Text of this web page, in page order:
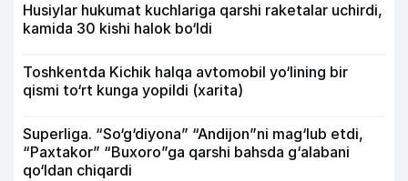
Husiylar hukumat kuchlariga qarshi raketalar uchirdi,
kamida 30 kishi halok bo‘ldi
Toshkentda Kichik halqa avtomobil yo‘lining bir
qismi to‘rt kunga yopildi (xarita)
Superliga. “So‘g‘diyona” “Andijon”ni mag‘lub etdi,
“Paxtakor” “Buxoro”ga qarshi bahsda g‘alabani
qo‘ldan chiqardi